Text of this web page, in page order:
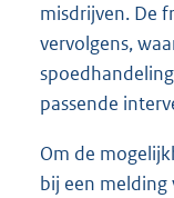
misdrijven. De
vervolgens,
passende
Om de
bij een melding